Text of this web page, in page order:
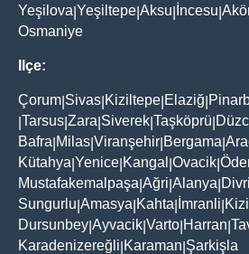
Yeşilova Yeşiltepe Aksu İncesu
Osmaniye
Ilçe:
Çorum Sivas Kiziltepe Elaziğ
Tarsus Zara Siverek Taşköprü
Bafra Milas Viranşehir Bergama
Kütahya Yenice Kangal Ovacik
Mustafakemalpaşa Ağri Alanya
Sungurlu Amasya Kahta İmranli
Dursunbey Ayvacik Varto Harran
Karadenizereğli Karaman Şarkişla